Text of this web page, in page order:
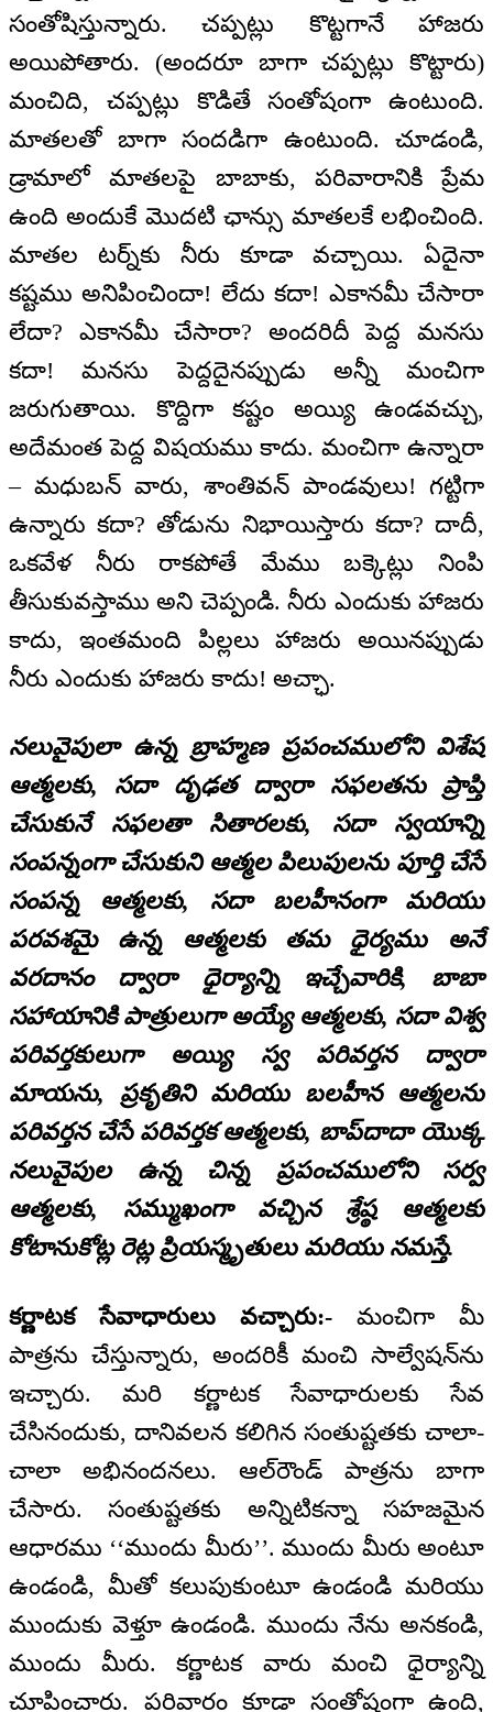
సంతోషిస్తున్నారు. చప్పట్లు కొట్టగానే హాజరు
అయిపోతారు. (అందరూ బాగా చప్పట్లు కొట్టారు)
మంచిది, చప్పట్లు కొడితే సంతోషంగా ఉంటుంది.
మాతలతో బాగా సందడిగా ఉంటుంది. చూడండి,
డ్రామాలో మాతలపై బాబాకు, పరివారానికి ప్రేమ
ఉంది అందుకే మొదటి ఛాన్సు మాతలకే లభించింది.
మాతల టర్న్‌కు నీరు కూడా వచ్చాయి. ఏదైనా
కష్టము అనిపించిందా! లేదు కదా! ఎకానమీ చేసారా
లేదా? ఎకానమీ చేసారా? అందరిదీ పెద్ద మనసు
కదా! మనసు పెద్దదైనప్పుడు అన్నీ మంచిగా
జరుగుతాయి. కొద్దిగా కష్టం అయ్యి ఉండవచ్చు,
అదేమంత పెద్ద విషయము కాదు. మంచిగా ఉన్నారా
– మధుబన్ వారు, శాంతివన్ పాండవులు! గట్టిగా
ఉన్నారు కదా? తోడును నిభాయిస్తారు కదా? దాదీ,
ఒకవేళ నీరు రాకపోతే మేము బక్కెట్లు నింపి
తీసుకువస్తాము అని చెప్పండి. నీరు ఎందుకు హాజరు
కాదు, ఇంతమంది పిల్లలు హాజరు అయినప్పుడు
నీరు ఎందుకు హాజరు కాదు! అచ్ఛా.
నలువైపులా ఉన్న బ్రాహ్మణ ప్రపంచములోని విశేష
ఆత్మలకు, సదా దృఢత ద్వారా సఫలతను ప్రాప్తి
చేసుకునే సఫలతా సితారలకు, సదా స్వయాన్ని
సంపన్నంగా చేసుకుని ఆత్మల పిలుపులను పూర్తి చేసే
సంపన్న ఆత్మలకు, సదా బలహీనంగా మరియు
పరవశమై ఉన్న ఆత్మలకు తమ ధైర్యము అనే
వరదానం ద్వారా ధైర్యాన్ని ఇచ్చేవారికి, బాబా
సహాయానికి పాత్రులుగా అయ్యే ఆత్మలకు, సదా విశ్వ
పరివర్తకులుగా అయ్యి స్వ పరివర్తన ద్వారా
మాయను, ప్రకృతిని మరియు బలహీన ఆత్మలను
పరివర్తన చేసే పరివర్తక ఆత్మలకు, బాప్‌దాదా యొక్క
నలువైపుల ఉన్న చిన్న ప్రపంచములోని సర్వ
ఆత్మలకు, సమ్ముఖంగా వచ్చిన శ్రేష్ఠ ఆత్మలకు
కోటానుకోట్ల రెట్ల ప్రియస్మృతులు మరియు నమస్తే.
కర్ణాటక సేవాధారులు వచ్చారు:- మంచిగా మీ
పాత్రను చేస్తున్నారు, అందరికీ మంచి సాల్వేషన్‌ను
ఇచ్చారు. మరి కర్ణాటక సేవాధారులకు సేవ
చేసినందుకు, దానివలన కలిగిన సంతుష్టతకు చాలా-
చాలా అభినందనలు. ఆల్‌రౌండ్ పాత్రను బాగా
చేసారు. సంతుష్టతకు అన్నిటికన్నా సహజమైన
ఆధారము ‘‘ముందు మీరు’’. ముందు మీరు అంటూ
ఉండండి, మీతో కలుపుకుంటూ ఉండండి మరియు
ముందుకు వెళ్తూ ఉండండి. ముందు నేను అనకండి,
ముందు మీరు. కర్ణాటక వారు మంచి ధైర్యాన్ని
చూపించారు. పరివారం కూడా సంతోషంగా ఉంది,